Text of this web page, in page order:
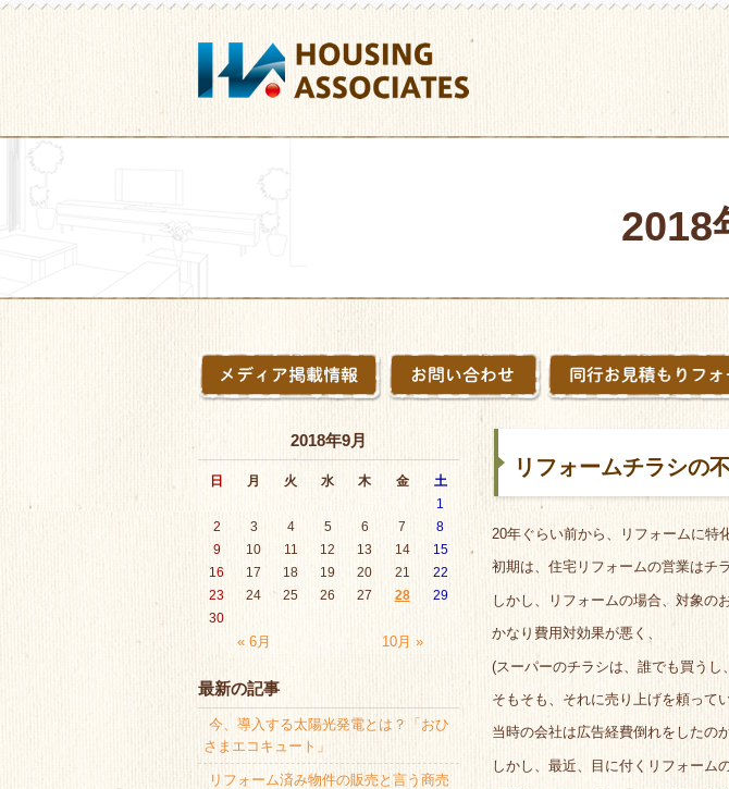
2018
リフォームチラシの
20年ぐらい前から、リフォームに特
初期は、住宅リフォームの営業はチ
しかし、リフォームの場合、対象の
かなり費用対効果が悪く、
(スーパーのチラシは、誰でも買うし
そもそも、それに売り上げを頼って
当時の会社は広告経費倒れをしたの
しかし、最近、目に付くリフォーム
2018年9月
日 月 火 水 木 金 土
« 6月 10月 »
1
2
3 4 5 6 7
8
9
10 11 12 13 14
15
16
17 18 19 20 21
22
23
24 25 26 27 28
29
30
最新の記事
今、導入する太陽光発電とは？「おひ
さまエコキュート」
リフォーム済み物件の販売と言う商売